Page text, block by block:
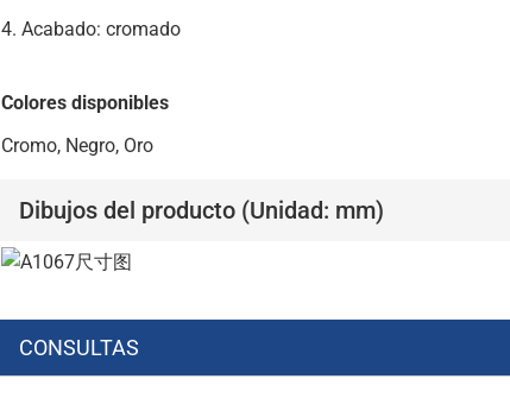
4. Acabado: cromado
Colores disponibles
Cromo, Negro, Oro
Dibujos del producto (Unidad: mm)
CONSULTAS